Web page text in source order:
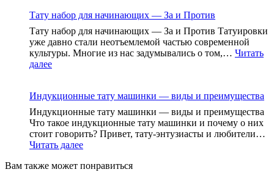
для
Гид
для
начинающих
Тату набор для начинающих — За и Против
Тату набор для начинающих — За и Против Татуировки
уже давно стали неотъемлемой частью современной
культуры. Многие из нас задумывались о том,… Читать
далее:
для
—
За
и
Против
Индукционные тату машинки — виды и преимущества
Индукционные тату машинки — виды и преимущества
Что такое индукционные тату машинки и почему о них
стоит говорить? Привет, тату-энтузиасты и любители…
Читать далее:
тату
Вам также может понравиться